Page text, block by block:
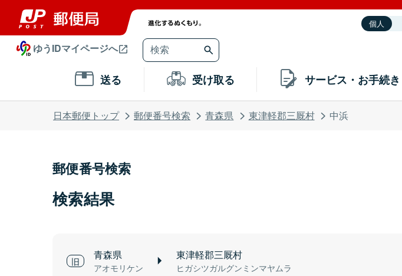
個人
ゆうIDマイページへ
送る 受け取る サービス・お手続き
日本郵便トップ 郵便番号検索 青森県 東津軽郡三厩村 中浜
郵便番号検索
検索結果
青森県
アオモリケン
東津軽郡三厩村
ヒガシツガルグンミンマヤムラ